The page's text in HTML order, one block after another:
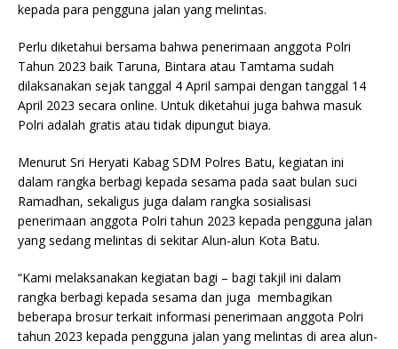
kepada para pengguna jalan yang melintas.
Perlu diketahui bersama bahwa penerimaan anggota Polri
Tahun 2023 baik Taruna, Bintara atau Tamtama sudah
dilaksanakan sejak tanggal 4 April sampai dengan tanggal 14
April 2023 secara online. Untuk diketahui juga bahwa masuk
Polri adalah gratis atau tidak dipungut biaya.
Menurut Sri Heryati Kabag SDM Polres Batu, kegiatan ini
dalam rangka berbagi kepada sesama pada saat bulan suci
Ramadhan, sekaligus juga dalam rangka sosialisasi
penerimaan anggota Polri tahun 2023 kepada pengguna jalan
yang sedang melintas di sekitar Alun-alun Kota Batu.
“Kami melaksanakan kegiatan bagi – bagi takjil ini dalam
rangka berbagi kepada sesama dan juga membagikan
beberapa brosur terkait informasi penerimaan anggota Polri
tahun 2023 kepada pengguna jalan yang melintas di area alun-